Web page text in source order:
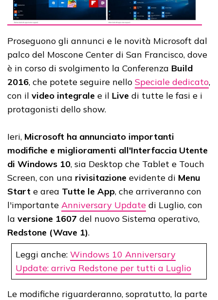
Proseguono gli annunci e le novità Microsoft dal
palco del Moscone Center di San Francisco, dove
è in corso di svolgimento la Conferenza Build
2016, che potete seguire nello Speciale dedicato,
con il video integrale e il Live di tutte le fasi e i
protagonisti dello show.
Ieri, Microsoft ha annunciato importanti
modifiche e miglioramenti all'Interfaccia Utente
di Windows 10, sia Desktop che Tablet e Touch
Screen, con una rivisitazione evidente di Menu
Start e area Tutte le App, che arriveranno con
l'importante Anniversary Update di Luglio, con
la versione 1607 del nuovo Sistema operativo,
Redstone (Wave 1).
Leggi anche: Windows 10 Anniversary
Update: arriva Redstone per tutti a Luglio
Le modifiche riguarderanno, sopratutto, la parte